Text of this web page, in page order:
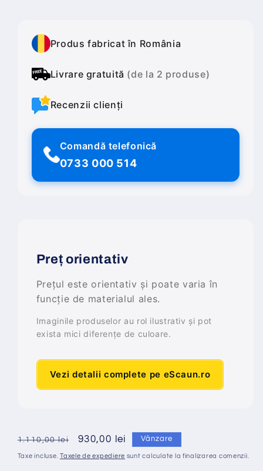
Produs fabricat în România
Livrare gratuită (de la 2 produse)
Recenzii clienți
Comandă telefonică
0733 000 514
Preț orientativ
Prețul este orientativ și poate varia în
funcție de materialul ales.
Imaginile produselor au rol ilustrativ și pot
exista mici diferențe de culoare.
Vezi detalii complete pe eScaun.ro
Preț
obișnuit
1.110,00 lei
Preț
redus
930,00 lei Vânzare
Taxe incluse.Taxele de expediere sunt calculate la finalizarea comenzii.